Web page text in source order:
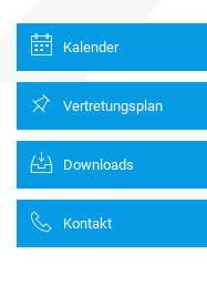
Kalender
Vertretungsplan
Downloads
Kontakt